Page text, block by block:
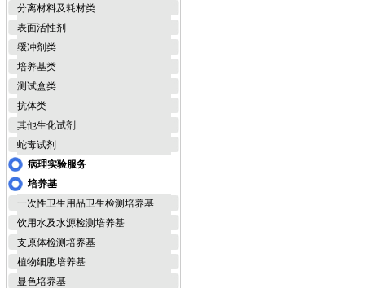
分离材料及耗材类
表面活性剂
缓冲剂类
培养基类
测试盒类
抗体类
其他生化试剂
蛇毒试剂
病理实验服务
培养基
一次性卫生用品卫生检测培养基
饮用水及水源检测培养基
支原体检测培养基
植物细胞培养基
显色培养基